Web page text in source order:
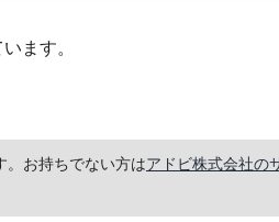
ます。
。お持ちでない方はアドビ株式会社の